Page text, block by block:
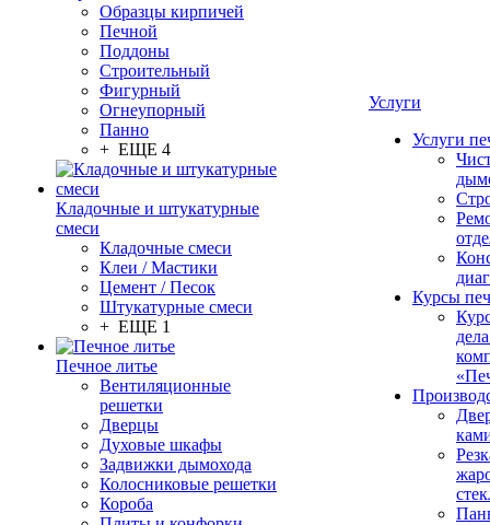
Образцы кирпичей
Печной
Поддоны
Строительный
Фигурный
Огнеупорный
Панно
+ ЕЩЕ 4
Кладочные и штукатурные
смеси
Кладочные смеси
Клеи / Мастики
Цемент / Песок
Штукатурные смеси
+ ЕЩЕ 1
Печное литье
Вентиляционные
решетки
Дверцы
Духовые шкафы
Задвижки дымохода
Колосниковые решетки
Короба
Услуги
Услуги
Курсы